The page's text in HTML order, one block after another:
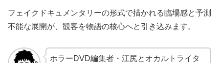
フェイクドキュメンタリーの形式で描かれる臨場感と予測
不能な展開が、観客を物語の核心へと引き込みます。
ホラーDVD編集者・江尻とオカルトライタ